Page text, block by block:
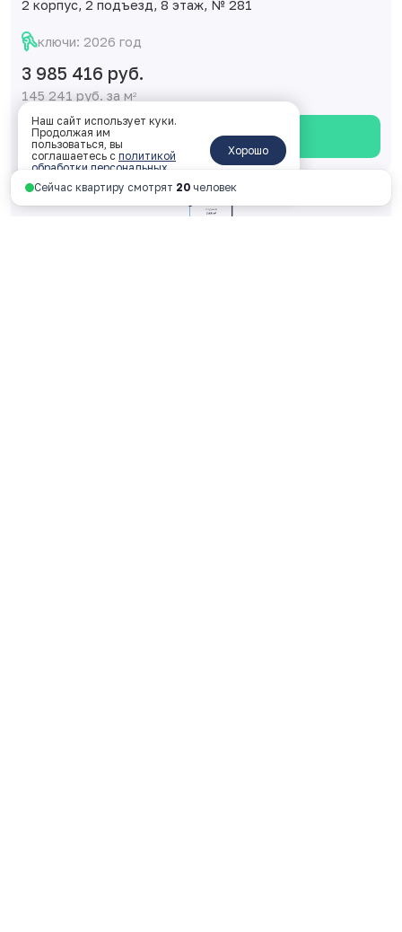
2 корпус, 2 подъезд, 8 этаж, № 281
ключи: 2026 год
3 985 416 руб.
145 241 руб. за м2
Смотреть планировку
Сейчас квартиру смотрят 20 человек
Наш сайт использует куки.
Продолжая им
пользоваться, вы
соглашаетесь с политикой
обработки персональных
данных
Хорошо